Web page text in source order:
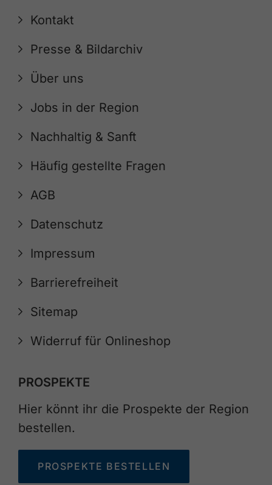
Kontakt
Presse & Bildarchiv
Über uns
Jobs in der Region
Nachhaltig & Sanft
Häufig gestellte Fragen
AGB
Datenschutz
Impressum
Barrierefreiheit
Sitemap
Widerruf für Onlineshop
PROSPEKTE
Hier könnt ihr die Prospekte der Region
bestellen.
PROSPEKTE BESTELLEN